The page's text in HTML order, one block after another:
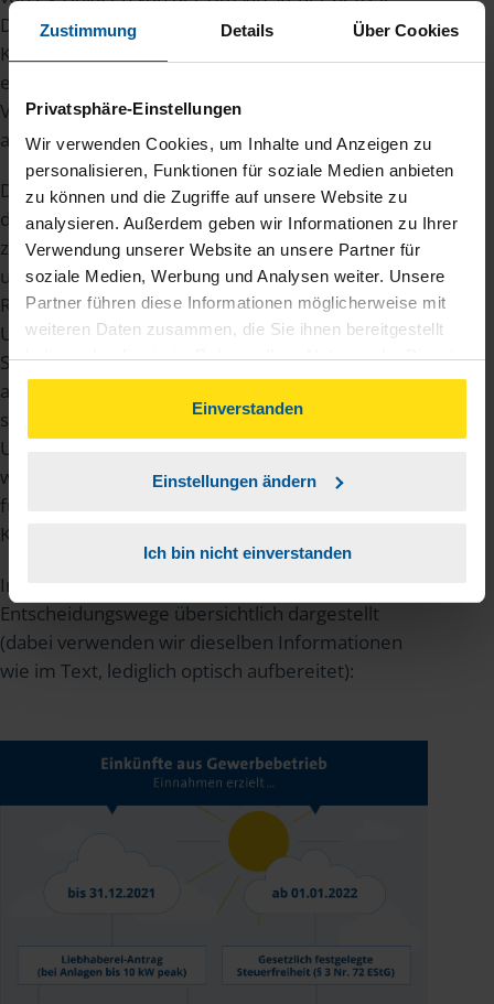
Zustimmung Details Über Cookies
Privatsphäre-Einstellungen
Wir verwenden Cookies, um Inhalte und Anzeigen zu
personalisieren, Funktionen für soziale Medien anbieten
zu können und die Zugriffe auf unsere Website zu
analysieren. Außerdem geben wir Informationen zu Ihrer
Verwendung unserer Website an unsere Partner für
soziale Medien, Werbung und Analysen weiter. Unsere
Partner führen diese Informationen möglicherweise mit
weiteren Daten zusammen, die Sie ihnen bereitgestellt
haben oder die sie im Rahmen Ihrer Nutzung der Dienste
gesammelt haben. Indem Sie auf Einverstanden klicken,
können Sie der Verwendung von Cookies, gemäß
unserer➔ Datenschutzrichtliniezustimmen.
Einverstanden
Einstellungen ändern
Ich bin nicht einverstanden
Daher hat es wenig Sinn, auf die Anwendung der
Kleinunternehmerregelung zu verzichten, denn
es gibt keine Umsatzsteuer mehr, die Sie sich als
Vorsteuer zurückholen könnten. Genau das war
auch der Plan bei der Gesetzgebung.
Dennoch haben Sie weiterhin die Möglichkeit, auf
die Anwendung der Kleinunternehmerregelung
zu verzichten. Dann unterliegen Sie
umsatzsteuerlich der sogenannten
Regelbesteuerung. In dem Fall erheben Sie
Umsatzsteuer auf den ins Netz eingespeisten
Strom von Ihrem Netzbetreiber und führen diese
an das Finanzamt ab. Auch für den von Ihnen
selbst verbrauchten Strom zahlen Sie
Umsatzsteuer an das Finanzamt. Wenn Sie
wollen, können Sie von Regelbesteuerung nach
fünf Jahren wieder zurück zur
Kleinunternehmerregelung wechseln.
In unserem Schaubild haben wir die
Entscheidungswege übersichtlich dargestellt
(dabei verwenden wir dieselben Informationen
wie im Text, lediglich optisch aufbereitet):